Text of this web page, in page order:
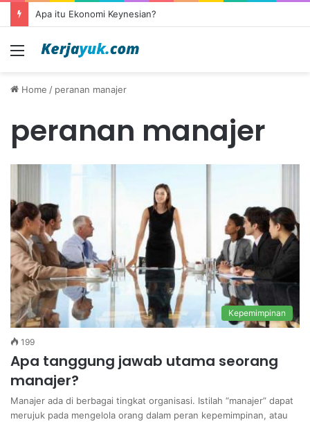
Apa itu Ekonomi Keynesian?
Menu
Home / peranan manajer
peranan manajer
Kepemimpinan
199
Apa tanggung jawab utama seorang
manajer?
Manajer ada di berbagai tingkat organisasi. Istilah “manajer” dapat
merujuk pada mengelola orang dalam peran kepemimpinan, atau